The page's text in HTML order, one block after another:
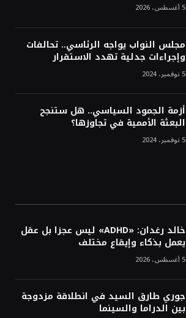
5 أغسطس، 2026
مجلس النواب يواجه الرئاسي.. تحالفات
وإجراءات جدلية تهدد الاستقرار
5 نوفمبر، 2024
أزمة الجمود السياسي.. هل ستنجح
البعثة الأممية في تجاوزها؟
5 نوفمبر، 2024
خالد رغدان: «ADHD» ليس عجزا بل عقل
يعمل بذكاء وإيقاع مختلف
5 أغسطس، 2026
جوري طارق السيد في انطلاقة مزدوجة
بين الدراما والسينما